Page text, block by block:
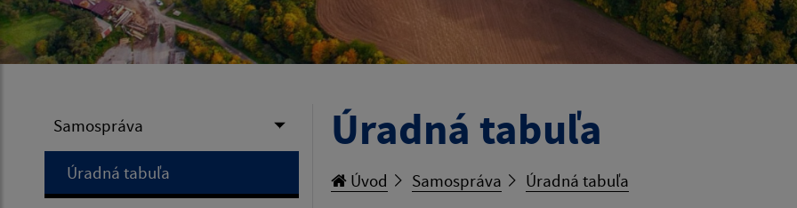
Samospráva
Úradná tabuľa
Úradná tabuľa
Úvod Samospráva Úradná tabuľa